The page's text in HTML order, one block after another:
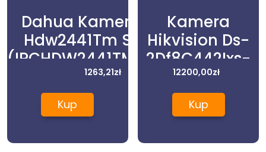
Dahua Kamera Ip Ipc
Hdw2441Tm S 0280B
(IPCHDW2441TMS0280B)
1263,21zł
Kup
Kamera
Hikvision Ds-
2Df8C442Ixs-
Ael(T5)
Acusense Ultra
Darkfighter
12200,00zł
Kup